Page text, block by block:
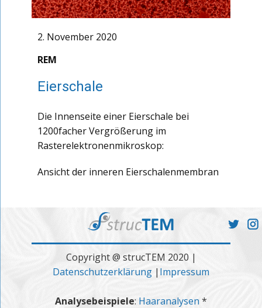
2. November 2020
REM
Eierschale
Die Innenseite einer Eierschale bei
1200facher Vergrößerung im
Rasterelektronenmikroskop:
Ansicht der inneren Eierschalenmembran
Copyright @ strucTEM 2020 |
Datenschutzerklärung | Impressum
Analysebeispiele: Haaranalysen*